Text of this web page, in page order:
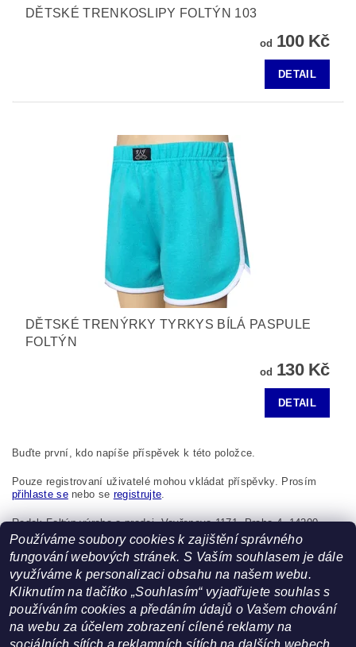
DĚTSKÉ TRENKOSLIPY FOLTÝN 103
od 100 Kč
DETAIL
DĚTSKÉ TRENÝRKY TYRKYS BÍLÁ PASPULE
FOLTÝN
od 130 Kč
DETAIL
Buďte první, kdo napíše příspěvek k této položce.
Pouze registrovaní uživatelé mohou vkládat příspěvky. Prosím
přihlaste senebo se registrujte
Radek Foltýn výroba a prodej, Vavřenova 1171, Praha 4, 14200,
Česká republika, foltynradek@seznam.cz
Používáme soubory cookies k zajištění správného
fungování webových stránek. S Vaším souhlasem je dále
využíváme k personalizaci obsahu na našem webu.
Kliknutím na tlačítko „Souhlasím“ vyjadřujete souhlas s
používáním cookies a předáním údajů o Vašem chování
na webu za účelem zobrazení cílené reklamy na
sociálních sítích a reklamních sítích na dalších webech.